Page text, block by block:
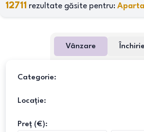
12711 rezultate găsite pentru:
Vânzare
Categorie:
Locație:
Preț (€):